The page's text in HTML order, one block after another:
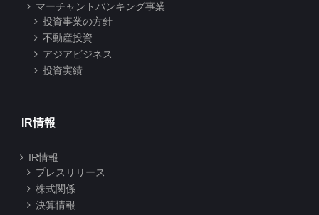
マーチャントバンキング事業
投資事業の方針
不動産投資
アジアビジネス
投資実績
IR情報
IR情報
プレスリリース
株式関係
決算情報